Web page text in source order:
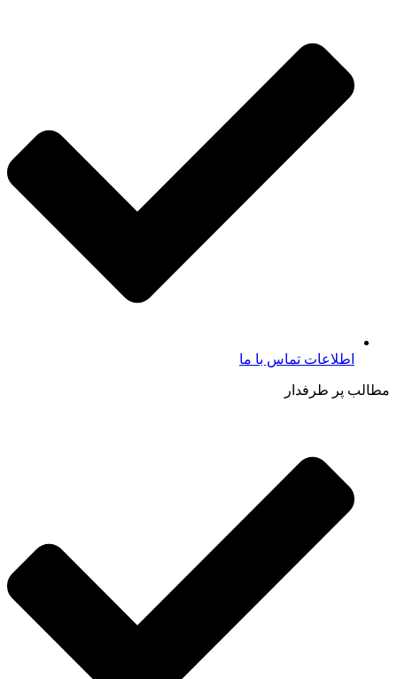
اطلاعات تماس با ما​
مطالب پر طرفدار